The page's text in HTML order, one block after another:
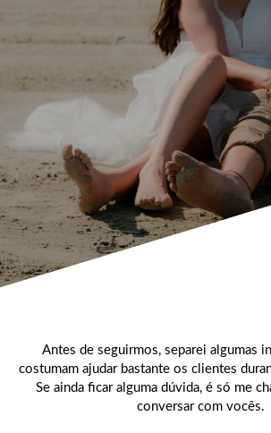
Antes de seguirmos, separei algumas
costumam ajudar bastante os clientes
Se ainda ficar alguma dúvida, é só me
conversar com vocês.